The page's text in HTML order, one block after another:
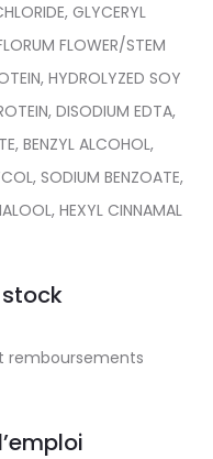
GLYCERYL
FLOWER/STEM
HYDROLYZED SOY
DISODIUM EDTA,
BENZYL ALCOHOL,
SODIUM BENZOATE,
HEXYL CINNAMAL
remboursements